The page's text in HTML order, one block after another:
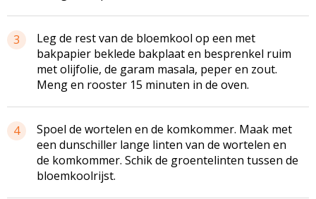
3
Leg de rest van de bloemkool op een met
bakpapier beklede bakplaat en besprenkel ruim
met olijfolie, de garam masala, peper en zout.
Meng en rooster 15 minuten in de oven.
4
Spoel de wortelen en de komkommer. Maak met
een dunschiller lange linten van de wortelen en
de komkommer. Schik de groentelinten tussen de
bloemkoolrijst.